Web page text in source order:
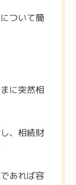
ついて簡
に突然相
、相続財
あれば容